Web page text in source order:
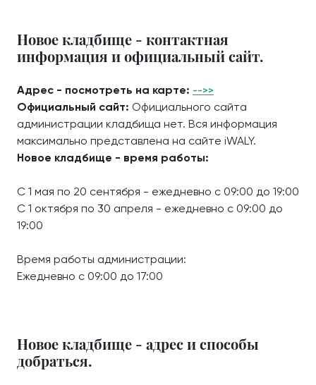
Новое кладбище - контактная
информация и официальный сайт.
Адрес - посмотреть на карте: -->>
Официальный сайт: Официального сайта
администрации кладбища нет. Вся информация
максимально представлена на сайте iWALY.
Новое кладбище - время работы:
С 1 мая по 20 сентября - ежедневно с 09:00 до 19:00
С 1 октября по 30 апреля - ежедневно с 09:00 до
19:00
Время работы администрации:
Ежедневно с 09:00 до 17:00
Новое кладбище - адрес и способы
добраться.